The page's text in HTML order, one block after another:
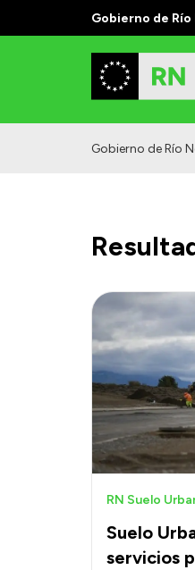
Gobierno de Río
Gobierno de Río
Suelo
servicios
RN Suelo